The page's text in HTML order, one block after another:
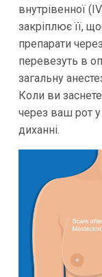
внутрівенної
закріплює її,
препарати
перевезуть в
загальну
Коли ви
через ваш рот
диханні.